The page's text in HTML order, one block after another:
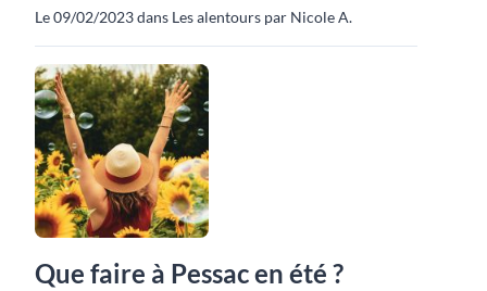
Le 09/02/2023 dans Les alentours par Nicole A.
Que faire à Pessac en été ?